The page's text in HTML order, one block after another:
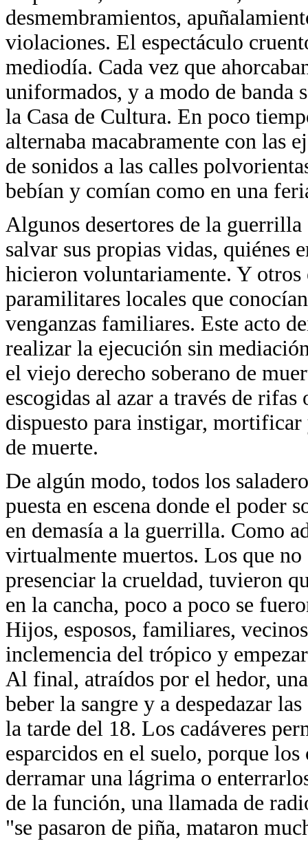
desmembramientos,
violaciones. El espectáculo
mediodía. Cada vez que
uniformados, y a modo de banda
la Casa de Cultura. En poco
alternaba macabramente con las
de sonidos a las calles
bebían y comían como en una
Algunos desertores de la
salvar sus propias vidas, quiénes
hicieron voluntariamente. Y otros
paramilitares locales que
venganzas familiares. Este acto
realizar la ejecución sin
el viejo derecho soberano de
escogidas al azar a través de
dispuesto para instigar,
de muerte.
De algún modo, todos los
puesta en escena donde el poder
en demasía a la guerrilla. Como
virtualmente muertos. Los que no
presenciar la crueldad, tuvieron
en la cancha, poco a poco se
Hijos, esposos, familiares,
inclemencia del trópico y
Al final, atraídos por el hedor,
beber la sangre y a despedazar
la tarde del 18. Los cadáveres
esparcidos en el suelo, porque
derramar una lágrima o
de la función, una llamada de
"se pasaron de piña, mataron